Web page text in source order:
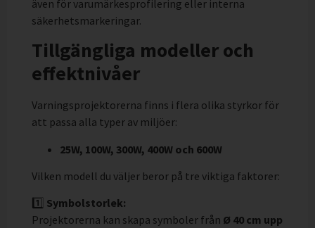
även för varumärkesprofilering eller interna
säkerhetsmarkeringar.
Tillgängliga modeller och
effektnivåer
Varningsprojektorerna finns i flera olika styrkor för
att passa alla typer av miljöer:
25W, 100W, 300W, 400W och 600W
Vilken modell du väljer beror på tre viktiga faktorer:
1️⃣ Symbolstorlek:
Projektorerna kan skapa symboler från Ø 40 cm upp